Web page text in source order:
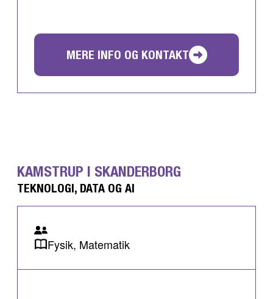
MERE INFO OG KONTAKT
KAMSTRUP I SKANDERBORG
TEKNOLOGI, DATA OG AI
Fysik, Matematik